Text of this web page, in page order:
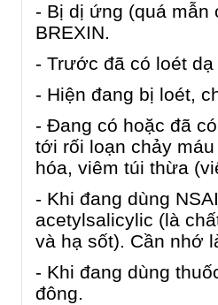
- Bị dị ứng (quá mẫn
BREXIN.
- Trước đã có loét
- Hiện đang bị loét,
- Đang có hoặc đã
tới rối loạn chảy
hóa, viêm túi thừa
- Khi đang dùng
acetylsalicylic (là
và hạ sốt). Cần nhớ
- Khi đang dùng
đông.